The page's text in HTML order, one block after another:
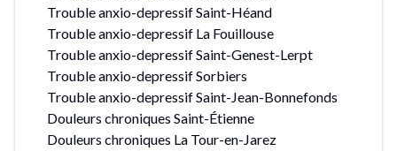
Trouble anxio-depressif Saint-Héand
Trouble anxio-depressif La Fouillouse
Trouble anxio-depressif Saint-Genest-Lerpt
Trouble anxio-depressif Sorbiers
Trouble anxio-depressif Saint-Jean-Bonnefonds
Douleurs chroniques Saint-Étienne
Douleurs chroniques La Tour-en-Jarez